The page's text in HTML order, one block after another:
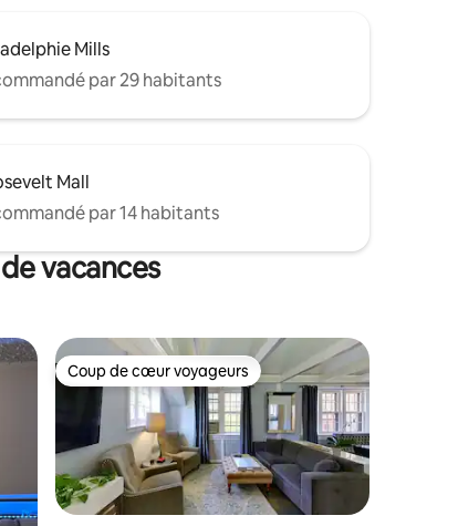
Mills
par 29 habitants
Mall
par 14 habitants
vacances
Coup de cœur voyageurs
Coup de cœur voyageurs